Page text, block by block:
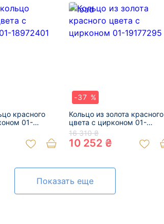
красного
01-
-37 %
Кольцо из золота красного
цвета с цирконом 01-
19177295
16 310 ₴
10 252 ₴
Показать еще